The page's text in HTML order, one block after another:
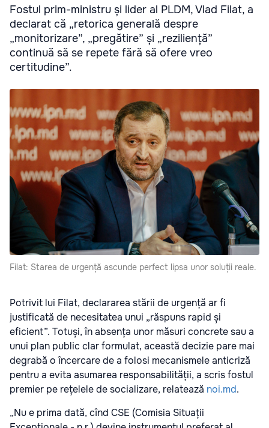
Fostul prim-ministru și lider al PLDM, Vlad Filat, a
declarat că „retorica generală despre
„monitorizare”, „pregătire” și „reziliență”
continuă să se repete fără să ofere vreo
certitudine”.
Filat: Starea de urgență ascunde perfect lipsa unor soluții reale.
Potrivit lui Filat, declararea stării de urgență ar fi
justificată de necesitatea unui „răspuns rapid și
eficient”. Totuși, în absența unor măsuri concrete sau a
unui plan public clar formulat, această decizie pare mai
degrabă o încercare de a folosi mecanismele anticriză
pentru a evita asumarea responsabilității, a scris fostul
premier pe rețelele de socializare, relatează noi.md.
„Nu e prima dată, cînd CSE (Comisia Situații